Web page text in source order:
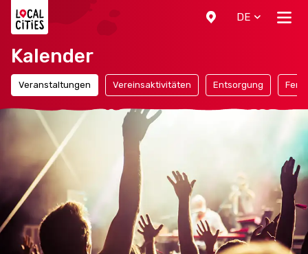
DE
Kalender
Veranstaltungen Vereinsaktivitäten Entsorgung